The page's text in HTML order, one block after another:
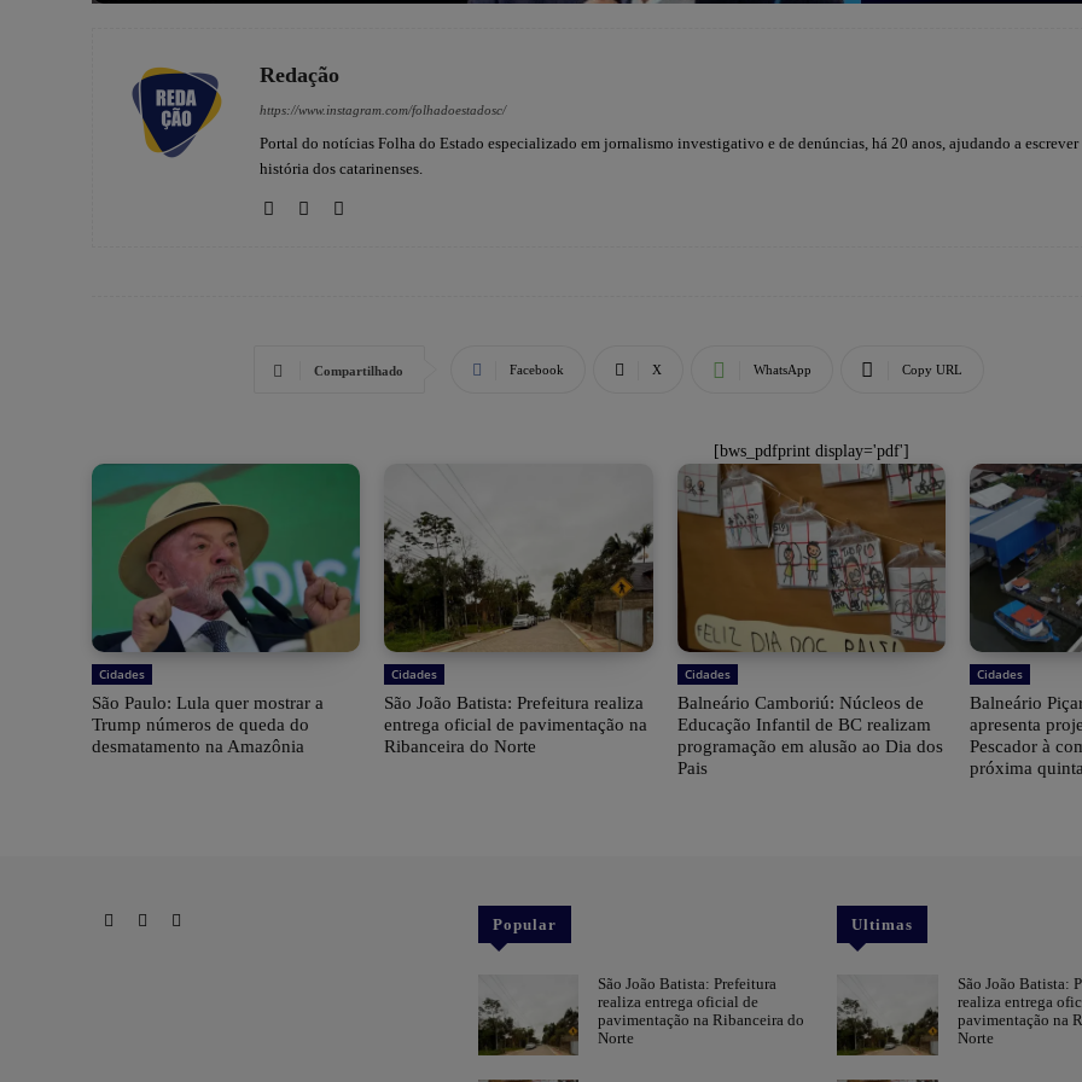
Redação
https://www.instagram.com/folhadoestadosc/
Portal do notícias Folha do Estado especializado em jornalismo investigativo e de denúncias, há 20 anos, ajudando a escrever
história dos catarinenses.
Compartilhado Facebook X WhatsApp Copy URL
[bws_pdfprint display='pdf']
Cidades
São Paulo: Lula quer mostrar a
Trump números de queda do
desmatamento na Amazônia
Cidades
São João Batista: Prefeitura realiza
entrega oficial de pavimentação na
Ribanceira do Norte
Cidades
Balneário Camboriú: Núcleos de
Educação Infantil de BC realizam
programação em alusão ao Dia dos
Pais
Cidades
Balneário
apresenta
Pescador à
próxima
Popular
São João Batista: Prefeitura
realiza entrega oficial de
pavimentação na Ribanceira do
Norte
Ultimas
São João Batista:
realiza entrega
pavimentação na
Norte